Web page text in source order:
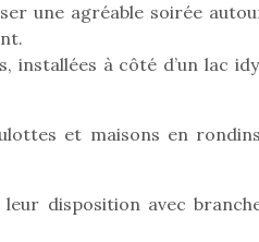
une agréable soirée
à côté d’un lac
et maisons en
disposition avec